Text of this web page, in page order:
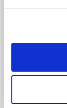
Weekendesk